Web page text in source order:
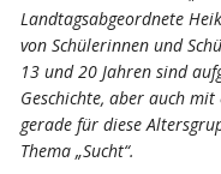
Landtagsabgeordnete
von Schülerinnen und
13 und 20 Jahren sind
Geschichte, aber auch
gerade für diese
Thema „Sucht“.